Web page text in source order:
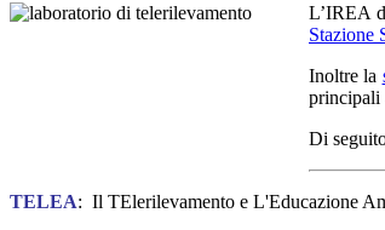
L’IREA
Stazione
Inoltre la
principali
Di
TELEA: Il TElerilevamento e L'Educazione